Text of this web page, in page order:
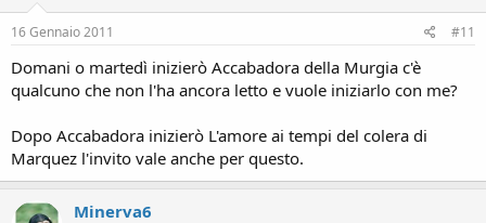
16 Gennaio 2011 #11
Domani o martedì inizierò Accabadora della Murgia c'è
qualcuno che non l'ha ancora letto e vuole iniziarlo con me?
Dopo Accabadora inizierò L'amore ai tempi del colera di
Marquez l'invito vale anche per questo.
Minerva6